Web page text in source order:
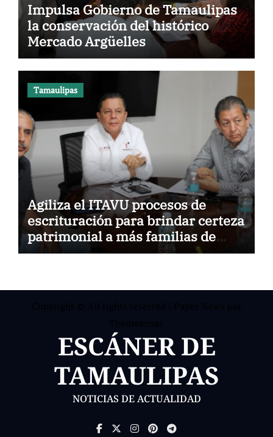
Impulsa Gobierno de Tamaulipas
la conservación del histórico
Mercado Argüelles
Tamaulipas
Agiliza el ITAVU procesos de
escrituración para brindar certeza
patrimonial a más familias de
Tamaulipas
ESCÁNER DE
TAMAULIPAS
NOTICIAS DE ACTUALIDAD